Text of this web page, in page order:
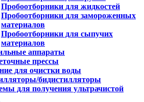
Пробоотборники для жидкостей
Пробоотборники для замороженных
материалов
Пробоотборники для сыпучих
материалов
аппараты
прессы
для очистки воды
бидистилляторы
для получения ультрачистой